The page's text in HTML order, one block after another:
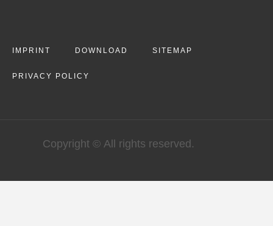
IMPRINT DOWNLOAD SITEMAP
PRIVACY POLICY
Copyright © All rights reserved.